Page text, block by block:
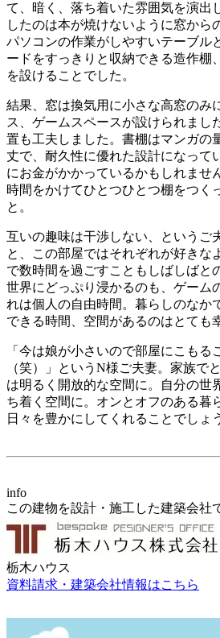
て、暗く、落ち着いた雰囲気を演出
したのは本が焼けないように窓から
パソコンの作業がしやすいテーブル
ードをすっきりと収納できる造作棚
を設けることでした。
結果、窓は換気用に小さな高窓のみ
ス、ゲームスペースが設けられまし
置も工夫しました。書棚はマンガの
丈で、耐久性に優れた設計になって
にお金がかかっているかもしれませ
時間をかけてひとつひとつ棚をつく
と。
互いの趣味は干渉しない、というご
と、この部屋ではそれぞれが好きな
で数時間を過ごすこともしばしばと
世界にどっぷり浸かるのも、ゲーム
れは個人の自由時間。暮らしのなか
できる時間、空間があるのはとても
「今は娘が小さいので部屋にこも
（笑）」というN様ご夫妻。家族で
は明るく開放的な空間に。自分の世
ち着く空間に。オンとオフのある暮
日々を豊かにしてくれることでしょ
info
この建物を設計・施工した建築会社
栃木ハウス
資料請求・建築会社情報はこちら